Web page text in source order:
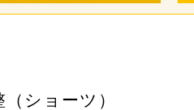
ショーツ）